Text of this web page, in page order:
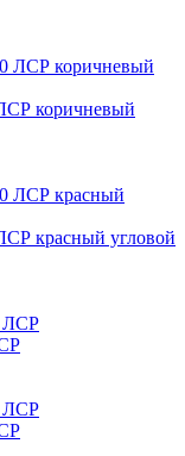
коричневый
красный угловой